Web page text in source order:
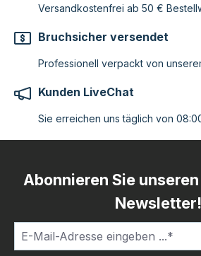
Versandkostenfrei ab 50 €
Bruchsicher versendet
Professionell verpackt von
Kunden LiveChat
Sie erreichen uns täglich von
Abonnieren Sie
Newsletter!